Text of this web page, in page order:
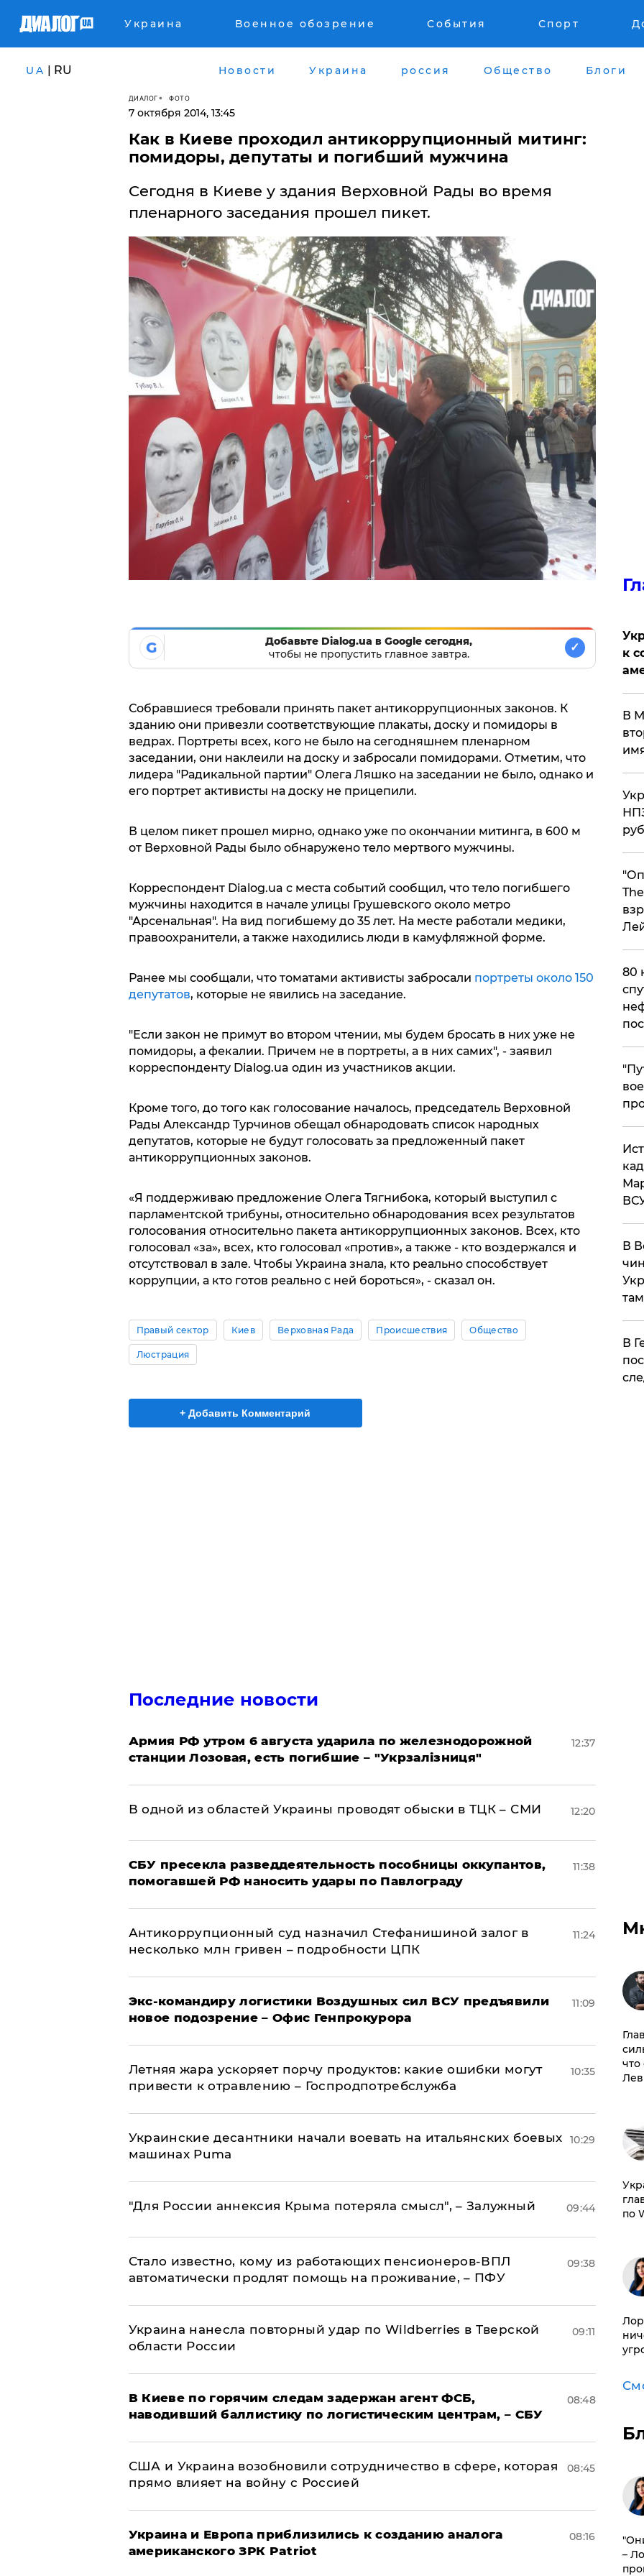
Украина Военное обозрение События Спорт
UA | RU Новости Украина россия Общество Блоги
ДИАЛОГ ФОТО
7 октября 2014, 13:45
Как в Киеве проходил антикоррупционный митинг:
помидоры, депутаты и погибший мужчина
Сегодня в Киеве у здания Верховной Рады во время
пленарного заседания прошел пикет.
G
Добавьте Dialog.ua в Google сегодня,
чтобы не пропустить главное завтра.
✓
Собравшиеся требовали принять пакет антикоррупционных законов. К
зданию они привезли соответствующие плакаты, доску и помидоры в
ведрах. Портреты всех, кого не было на сегодняшнем пленарном
заседании, они наклеили на доску и забросали помидорами. Отметим, что
лидера "Радикальной партии" Олега Ляшко на заседании не было, однако и
его портрет активисты на доску не прицепили.
В целом пикет прошел мирно, однако уже по окончании митинга, в 600 м
от Верховной Рады было обнаружено тело мертвого мужчины.
Корреспондент Dialog.ua с места событий сообщил, что тело погибшего
мужчины находится в начале улицы Грушевского около метро
"Арсенальная". На вид погибшему до 35 лет. На месте работали медики,
правоохранители, а также находились люди в камуфляжной форме.
Ранее мы сообщали, что томатами активисты забросали портреты около 150
депутатов, которые не явились на заседание.
"Если закон не примут во втором чтении, мы будем бросать в них уже не
помидоры, а фекалии. Причем не в портреты, а в них самих", - заявил
корреспонденту Dialog.ua один из участников акции.
Кроме того, до того как голосование началось, председатель Верховной
Рады Александр Турчинов обещал обнародовать список народных
депутатов, которые не будут голосовать за предложенный пакет
антикоррупционных законов.
«Я поддерживаю предложение Олега Тягнибока, который выступил с
парламентской трибуны, относительно обнародования всех результатов
голосования относительно пакета антикоррупционных законов. Всех, кто
голосовал «за», всех, кто голосовал «против», а также - кто воздержался и
отсутствовал в зале. Чтобы Украина знала, кто реально способствует
коррупции, а кто готов реально с ней бороться», - сказал он.
Правый сектор Киев Верховная Рада Происшествия Общество
Люстрация
+ Добавить Комментарий
Последние новости
Армия РФ утром 6 августа ударила по железнодорожной
станции Лозовая, есть погибшие – "Укрзалізниця"
12:37
В одной из областей Украины проводят обыски в ТЦК – СМИ 12:20
СБУ пресекла разведдеятельность пособницы оккупантов,
помогавшей РФ наносить удары по Павлограду
11:38
Антикоррупционный суд назначил Стефанишиной залог в
несколько млн гривен – подробности ЦПК
11:24
Экс-командиру логистики Воздушных сил ВСУ предъявили
новое подозрение – Офис Генпрокурора
11:09
Летняя жара ускоряет порчу продуктов: какие ошибки могут
привести к отравлению – Госпродпотребслужба
10:35
Украинские десантники начали воевать на итальянских боевых
машинах Puma
10:29
"Для России аннексия Крыма потеряла смысл", – Залужный 09:44
Стало известно, кому из работающих пенсионеров-ВПЛ
автоматически продлят помощь на проживание, – ПФУ
09:38
Украина нанесла повторный удар по Wildberries в Тверской
области России
09:11
В Киеве по горячим следам задержан агент ФСБ,
наводивший баллистику по логистическим центрам, – СБУ
08:48
США и Украина возобновили сотрудничество в сфере, которая
прямо влияет на войну с Россией
08:45
Украина и Европа приблизились к созданию аналога
американского ЗРК Patriot
08:16
к
В
80
В
​В
что
по
–